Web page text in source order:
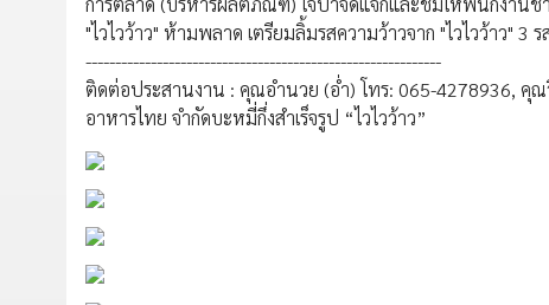
"ไวไวว้าว" ห้ามพลาด เตรียมลิ้มรสความว้าวจาก "ไวไวว้าว"
------------------------------------------------------------
ติดต่อประสานงาน : คุณอำนวย (อ่ำ) โทร: 065-4278936,
อาหารไทย จำกัดบะหมี่กึ่งสำเร็จรูป “ไวไวว้าว”